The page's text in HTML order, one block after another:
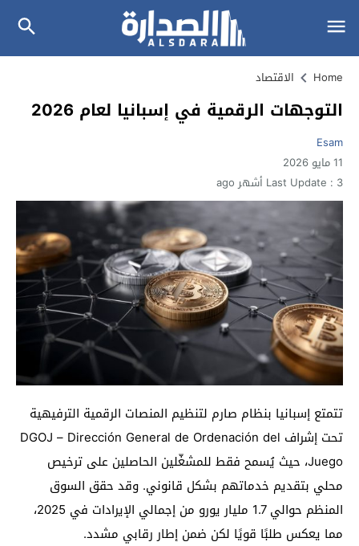
Home الاقتصاد
التوجهات الرقمية في إسبانيا لعام 2026
Esam
11 مايو 2026
Last Update : 3 أشهر ago
تتمتع إسبانيا بنظام صارم لتنظيم المنصات الرقمية الترفيهية
تحت إشراف DGOJ – Dirección General de Ordenación del
Juego، حيث يُسمح فقط للمشغّلين الحاصلين على ترخيص
محلي بتقديم خدماتهم بشكل قانوني. وقد حقق السوق
المنظم حوالي 1.7 مليار يورو من إجمالي الإيرادات في 2025،
مما يعكس طلبًا قويًا لكن ضمن إطار رقابي مشدد.